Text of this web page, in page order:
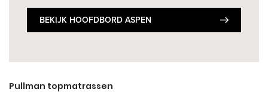
BEKIJK HOOFDBORD ASPEN
Pullman topmatrassen